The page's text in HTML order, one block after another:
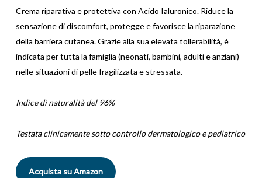
Crema riparativa e protettiva con Acido Ialuronico. Riduce la
sensazione di discomfort, protegge e favorisce la riparazione
della barriera cutanea. Grazie alla sua elevata tollerabilità, è
indicata per tutta la famiglia (neonati, bambini, adulti e anziani)
nelle situazioni di pelle fragilizzata e stressata.
Indice di naturalità del 96%
Testata clinicamente sotto controllo dermatologico epediatrico
Acquista su Amazon